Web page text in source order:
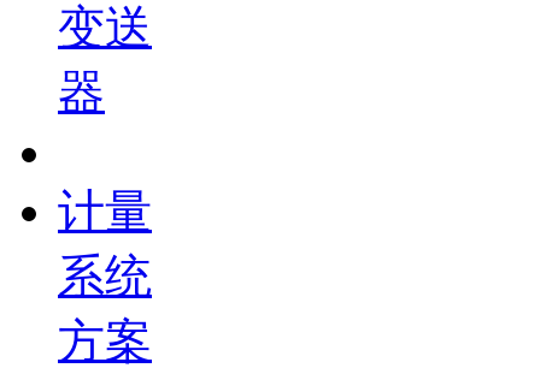
变送
器
计量
系统
方案